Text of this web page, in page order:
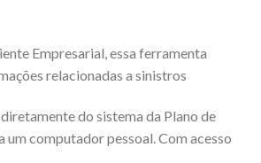
Empresarial, essa ferramenta
relacionadas a sinistros
do sistema da Plano de
um computador pessoal. Com acesso